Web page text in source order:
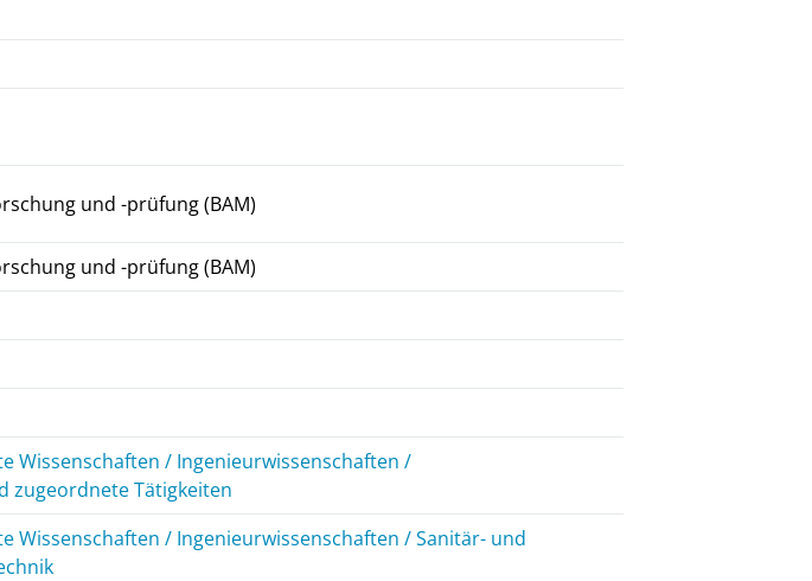
und -prüfung (BAM)
und -prüfung (BAM)
Wissenschaften / Ingenieurwissenschaften /
zugeordnete Tätigkeiten
Wissenschaften / Ingenieurwissenschaften / Sanitär- und